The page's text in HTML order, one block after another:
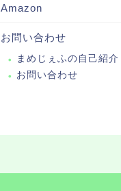
Amazon
お問い合わせ
まめじぇふの自己紹介
お問い合わせ